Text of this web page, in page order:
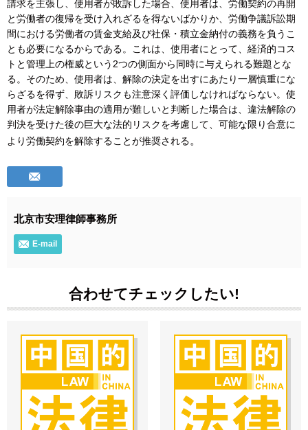
請求を主張し、使用者が敗訴した場合、使用者は、労働契約の再開
と労働者の復帰を受け入れざるを得ないばかりか、労働争議訴訟期
間における労働者の賃金支給及び社保・積立金納付の義務を負うこ
とも必要になるからである。これは、使用者にとって、経済的コス
トと管理上の権威という2つの側面から同時に与えられる難題とな
る。そのため、使用者は、解除の決定を出すにあたり一層慎重にな
らざるを得ず、敗訴リスクも注意深く評価しなければならない。使
用者が法定解除事由の適用が難しいと判断した場合は、違法解除の
判決を受けた後の巨大な法的リスクを考慮して、可能な限り合意に
より労働契約を解除することが推奨される。
北京市安理律師事務所
E-mail
合わせてチェックしたい!